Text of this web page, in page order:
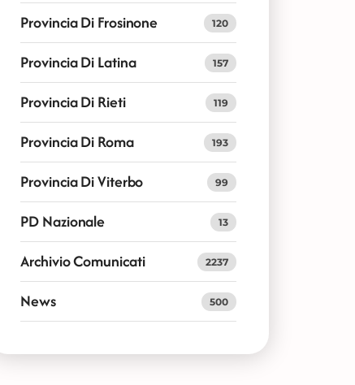
Provincia Di Frosinone 120
Provincia Di Latina 157
Provincia Di Rieti 119
Provincia Di Roma 193
Provincia Di Viterbo 99
PD Nazionale 13
Archivio Comunicati 2237
News 500